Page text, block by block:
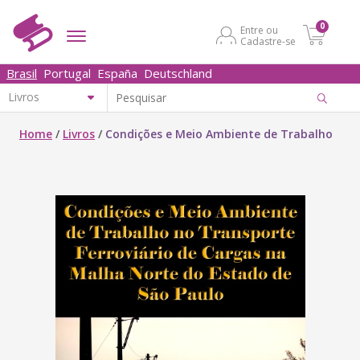
Entre ou
Cadastre-se
0
Brasil Portugal España Deutschland
Home / Livros / Condições e Meio Ambiente de Trabalho